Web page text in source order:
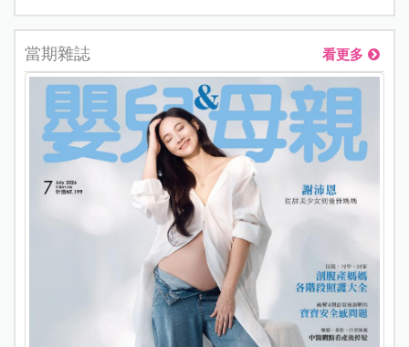
當期雜誌 看更多